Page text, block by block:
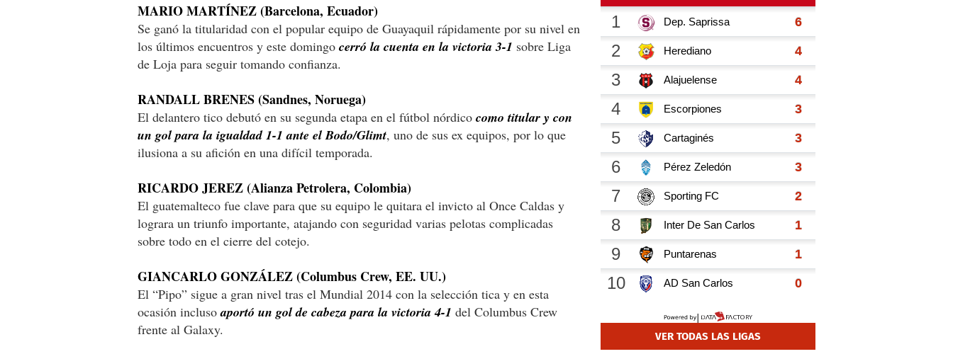
MARIO MARTÍNEZ (Barcelona, Ecuador)
Se ganó la titularidad con el popular equipo de Guayaquil rápidamente por su nivel en
los últimos encuentros y este domingo cerró la cuenta en la victoria 3-1 sobre Liga
de Loja para seguir tomando confianza.
RANDALL BRENES (Sandnes, Noruega)
El delantero tico debutó en su segunda etapa en el fútbol nórdico como titular y con
un gol para la igualdad 1-1 ante el Bodo/Glimt, uno de sus ex equipos, por lo que
ilusiona a su afición en una difícil temporada.
RICARDO JEREZ (Alianza Petrolera, Colombia)
El guatemalteco fue clave para que su equipo le quitara el invicto al Once Caldas y
lograra un triunfo importante, atajando con seguridad varias pelotas complicadas
sobre todo en el cierre del cotejo.
GIANCARLO GONZÁLEZ (Columbus Crew, EE. UU.)
El “Pipo” sigue a gran nivel tras el Mundial 2014 con la selección tica y en esta
ocasión inclusoaportó un gol de cabeza para la victoria 4-1 del Columbus Crew
frente al Galaxy.
VER TODAS LAS LIGAS